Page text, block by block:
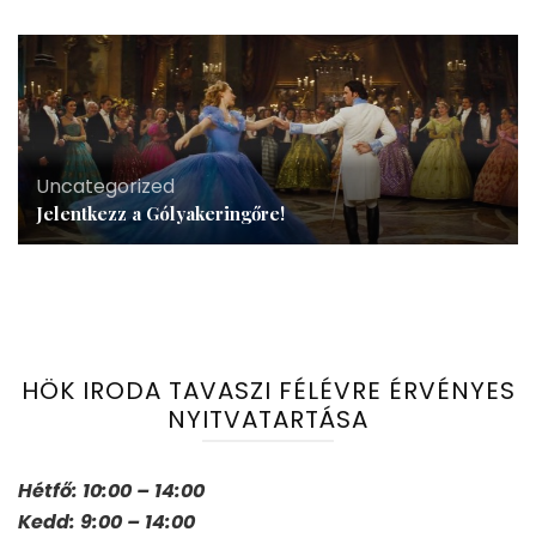
Uncategorized
Jelentkezz a Gólyakeringőre!
HÖK IRODA TAVASZI FÉLÉVRE ÉRVÉNYES
NYITVATARTÁSA
Hétfő: 10:00 – 14:00
Kedd: 9:00 – 14:00